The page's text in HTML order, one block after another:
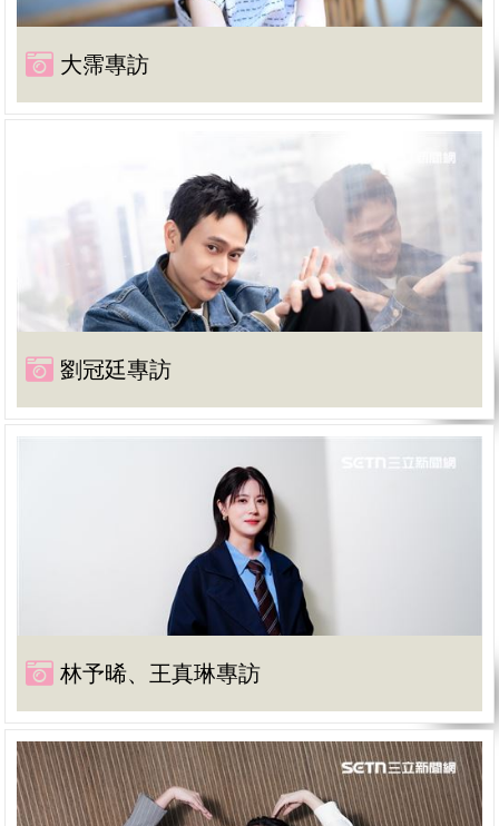
大霈專訪
劉冠廷專訪
林予晞、王真琳專訪